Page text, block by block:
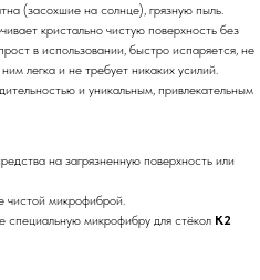
(засохшие на солнце), грязную пыль.
кристально чистую поверхность без
в использовании, быстро испаряется, не
легка и не требует никаких усилий.
и уникальным, привлекательным
на загрязненную поверхность или
чистой микрофиброй.
специальную микрофибру для стёкол K2